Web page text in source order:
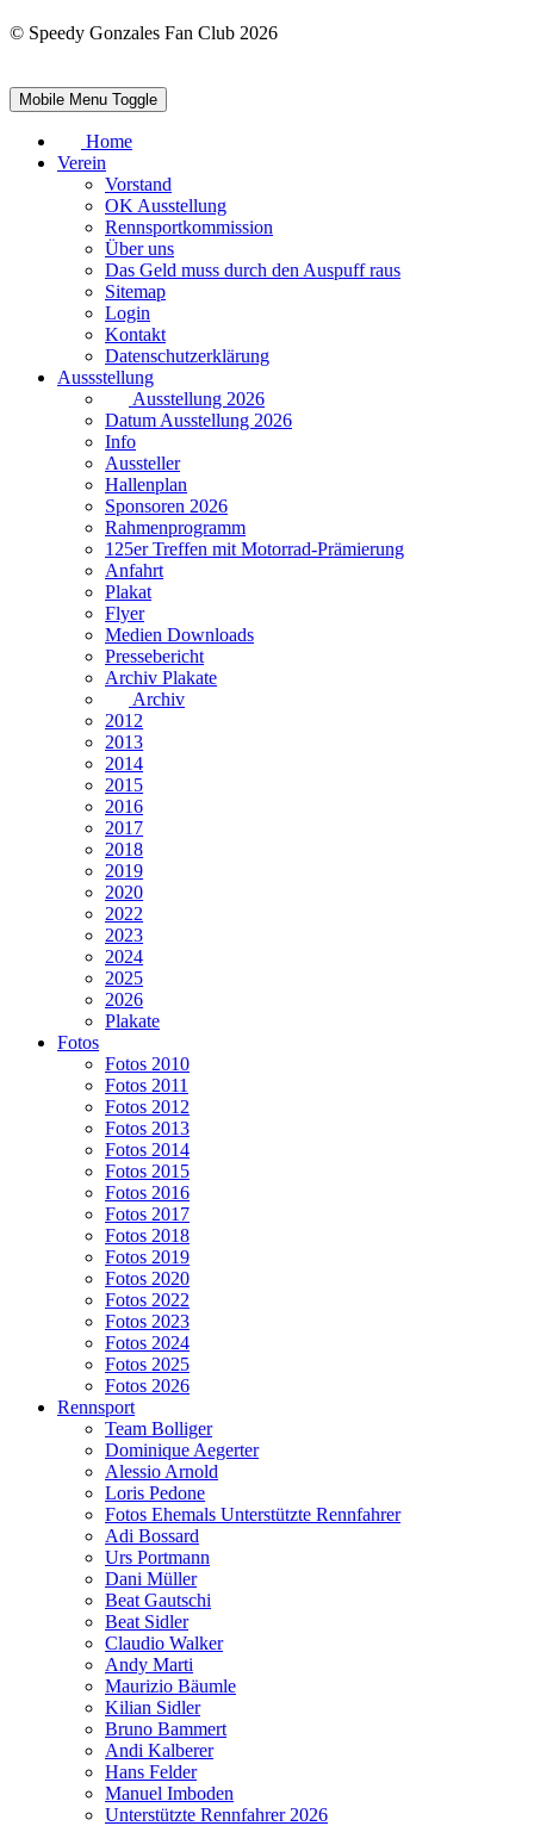
© Speedy Gonzales Fan Club 2026
Mobile Menu Toggle
Home
Verein
Vorstand
OK Ausstellung
Rennsportkommission
Über uns
Das Geld muss durch den Auspuff raus
Sitemap
Login
Kontakt
Datenschutzerklärung
Aussstellung
Ausstellung 2026
Datum Ausstellung 2026
Info
Aussteller
Hallenplan
Sponsoren 2026
Rahmenprogramm
125er Treffen mit Motorrad-Prämierung
Anfahrt
Plakat
Flyer
Medien Downloads
Pressebericht
Archiv Plakate
Archiv
2012
2013
2014
2015
2016
2017
2018
2019
2020
2022
2023
2024
2025
2026
Plakate
Fotos
Fotos 2010
Fotos 2011
Fotos 2012
Fotos 2013
Fotos 2014
Fotos 2015
Fotos 2016
Fotos 2017
Fotos 2018
Fotos 2019
Fotos 2020
Fotos 2022
Fotos 2023
Fotos 2024
Fotos 2025
Fotos 2026
Rennsport
Team Bolliger
Dominique Aegerter
Alessio Arnold
Loris Pedone
Fotos Ehemals Unterstützte Rennfahrer
Adi Bossard
Urs Portmann
Dani Müller
Beat Gautschi
Beat Sidler
Claudio Walker
Andy Marti
Maurizio Bäumle
Kilian Sidler
Bruno Bammert
Andi Kalberer
Hans Felder
Manuel Imboden
Unterstützte Rennfahrer 2026